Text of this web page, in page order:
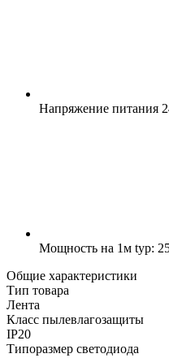
Напряжение питания
Мощность на 1м typ:
Общие характеристики
Тип товара
Лента
Класс пылевлагозащиты
IP20
Типоразмер светодиода